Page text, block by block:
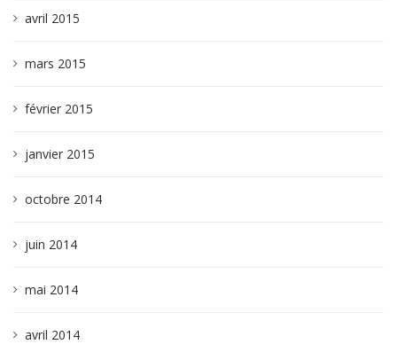
avril 2015
mars 2015
février 2015
janvier 2015
octobre 2014
juin 2014
mai 2014
avril 2014